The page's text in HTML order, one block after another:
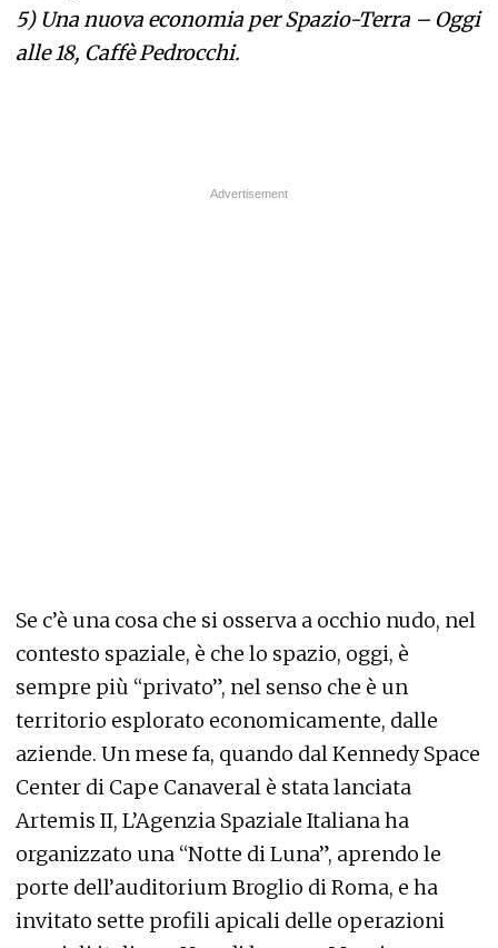
5) Una nuova economia per Spazio-Terra – Oggi
alle 18, Caffè Pedrocchi.
Se c’è una cosa che si osserva a occhio nudo, nel
contesto spaziale, è che lo spazio, oggi, è
sempre più “privato”, nel senso che è un
territorio esplorato economicamente, dalle
aziende. Un mese fa, quando dal Kennedy Space
Center di Cape Canaveral è stata lanciata
Artemis II, L’Agenzia Spaziale Italiana ha
organizzato una “Notte di Luna”, aprendo le
porte dell’auditorium Broglio di Roma, e ha
invitato sette profili apicali delle operazioni